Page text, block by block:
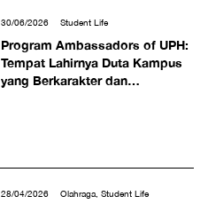
30/06/2026 Student Life
Program Ambassadors of UPH:
Tempat Lahirnya Duta Kampus
yang Berkarakter dan
28/04/2026 Olahraga, Student Life